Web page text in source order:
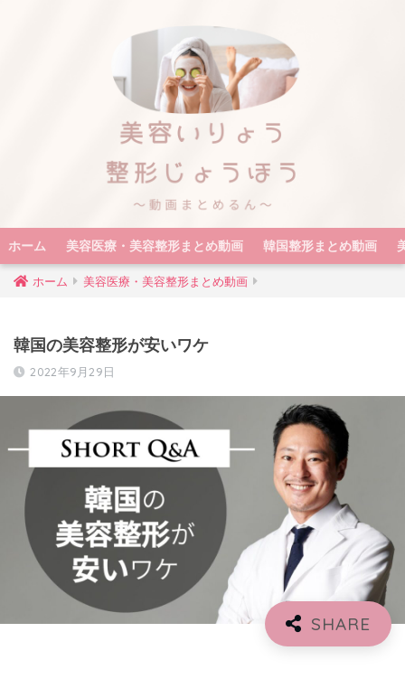
ホーム 美容医療・美容整形まとめ動画 韓国整形まとめ動画
ホーム 美容医療・美容整形まとめ動画
韓国の美容整形が安いワケ
2022年9月29日